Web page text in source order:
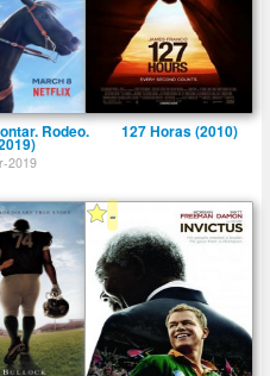
Rodeo.
2019
127 Horas (2010)
-